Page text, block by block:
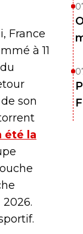
France
à 11
son
été la